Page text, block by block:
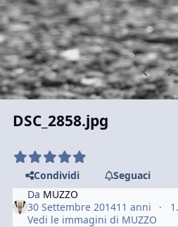
Previous
DSC_2858.jpg
Condividi
Seguaci
Da MUZZO
30 Settembre 201411 anni
Vedi le immagini di MUZZO